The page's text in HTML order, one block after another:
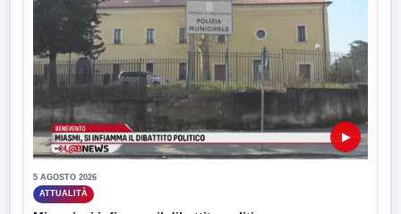
▶
5 AGOSTO 2026
ATTUALITÀ